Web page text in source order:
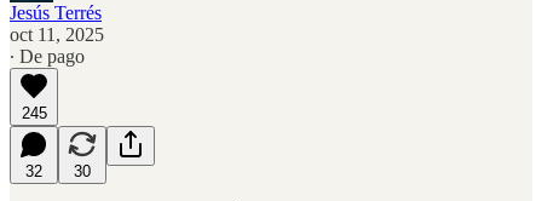
Jesús Terrés
oct 11, 2025
∙ De pago
245
32 30